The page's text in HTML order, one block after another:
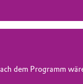
dem Programm